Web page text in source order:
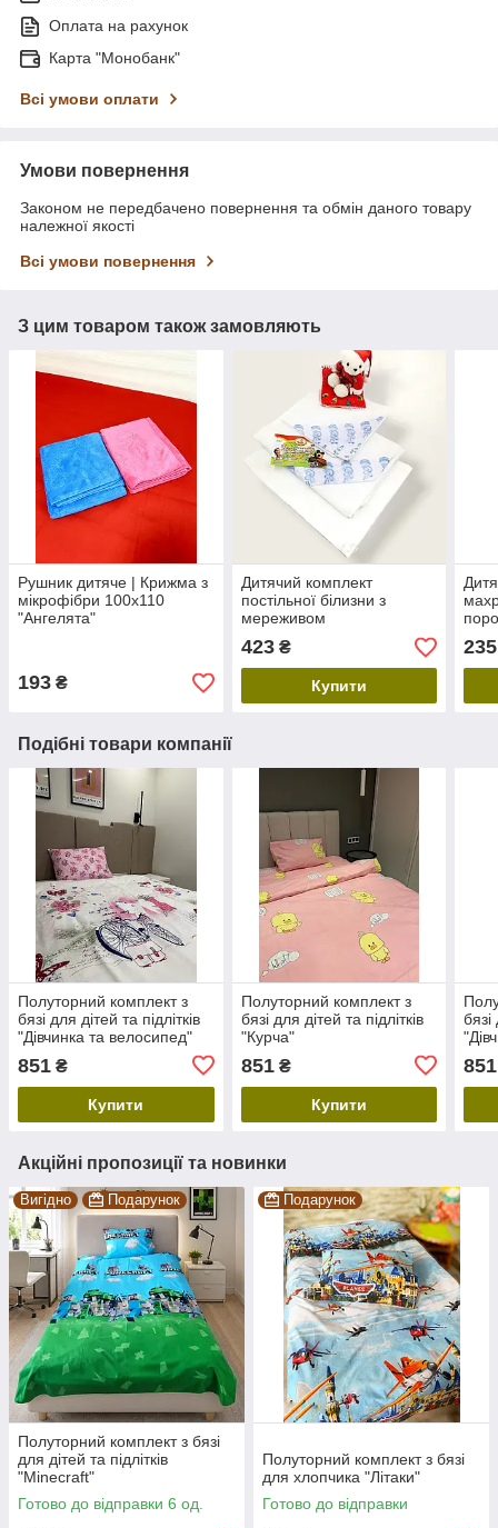
Оплата на рахунок
Карта "Монобанк"
Всі умови оплати
Умови повернення
Законом не передбачено повернення та обмін даного товару
належної якості
Всі умови повернення
З цим товаром також замовляють
Рушник дитяче | Крижма з
мікрофібри 100х110
"Ангелята"
193 ₴
Дитячий комплект
постільної білизни з
мереживом
423₴
Купити
235
Подібні товари компанії
Полуторний комплект з
бязі для дітей та підлітків
"Дівчинка та велосипед"
851 ₴
Купити
Полуторний комплект з
бязі для дітей та підлітків
"Курча"
851₴
Купити
бязі
851
Акційні пропозиції та новинки
Вигідно Подарунок
Полуторний комплект з бязі
для дітей та підлітків
"Minecraft"
Готово до відправки 6 од.
Подарунок
Полуторний комплект з бязі
для хлопчика "Літаки"
Готово до відправки